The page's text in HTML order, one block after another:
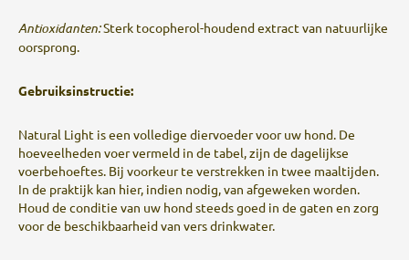
Antioxidanten:Sterk tocopherol-houdend extract van natuurlijke
oorsprong.
Gebruiksinstructie:
Natural Light is een volledige diervoeder voor uw hond. De
hoeveelheden voer vermeld in de tabel, zijn de dagelijkse
voerbehoeftes. Bij voorkeur te verstrekken in twee maaltijden.
In de praktijk kan hier, indien nodig, van afgeweken worden.
Houd de conditie van uw hond steeds goed in de gaten en zorg
voor de beschikbaarheid van vers drinkwater.